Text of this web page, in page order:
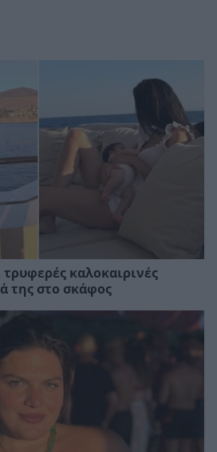
καλοκαιρινές
της στο σκάφος